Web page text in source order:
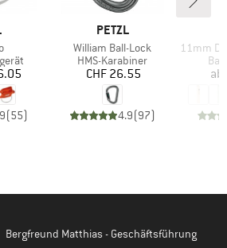
(55)
MARKE
PETZL
Artikel
William Ball-Lock
Produktgruppe
HMS-Karabiner
Preis
CHF 26.55
4.9(97)
Artikel
11mm
ab
Bergfreund Matthias - Geschäftsführung